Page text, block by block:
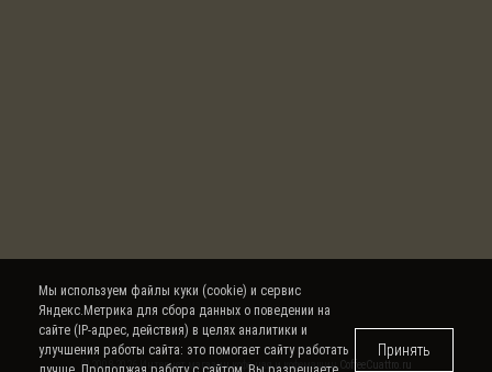
© 2008-2026 Интернет магазин кофе, чая и кофемашин CoffeeCuattro.ru
Мы используем файлы куки (cookie) и сервис
Яндекс.Метрика для сбора данных о поведении на
сайте (IP-адрес, действия) в целях аналитики и
улучшения работы сайта: это помогает сайту работать
Принять